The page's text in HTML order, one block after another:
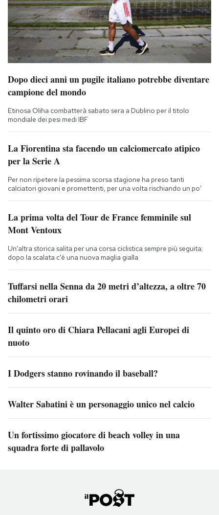
Dopo dieci anni un pugile italiano potrebbe diventare
campione del mondo
Etinosa Oliha combatterà sabato sera a Dublino per il titolo
mondiale dei pesi medi IBF
La Fiorentina sta facendo un calciomercato atipico
per la Serie A
Per non ripetere la pessima scorsa stagione ha preso tanti
calciatori giovani e promettenti, per una volta rischiando un po’
La prima volta del Tour de France femminile sul
Mont Ventoux
Un'altra storica salita per una corsa ciclistica sempre più seguita;
dopo la scalata c'è una nuova maglia gialla
Tuffarsi nella Senna da 20 metri d’altezza, a oltre 70
chilometri orari
Il quinto oro di Chiara Pellacani agli Europei di
nuoto
I Dodgers stanno rovinando il baseball?
Walter Sabatini è un personaggio unico nel calcio
Un fortissimo giocatore di beach volley in una
squadra forte di pallavolo